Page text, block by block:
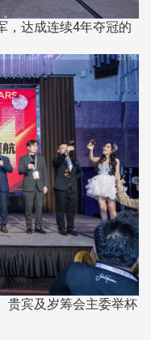
，达成连续4年夺冠的
贵宾及岁筹会主委举杯